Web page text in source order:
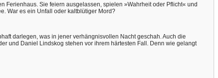
Ferienhaus. Sie feiern ausgelassen, spielen »Wahrheit oder Pflicht« und
War es ein Unfall oder kaltblütiger Mord?
darlegen, was in jener verhängnisvollen Nacht geschah. Auch die
und Daniel Lindskog stehen vor ihrem härtesten Fall. Denn wie gelangt